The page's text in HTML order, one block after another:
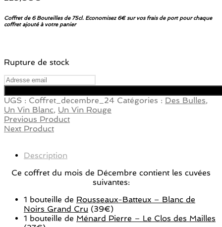
Coffret de 6 Bouteilles de 75cl. Economisez 6€ sur vos frais de port pour chaque
coffret ajouté à votre panier
Rupture de stock
UGS : Coffret_decembre_24 Catégories : Des Bulles,
Un Vin Blanc, Un Vin Rouge
Previous Product
Next Product
Description
Ce coffret du mois de Décembre contient les cuvées
suivantes:
1 bouteille de Rousseaux-Batteux – Blanc de
Noirs Grand Cru (39€)
1 bouteille de Ménard Pierre – Le Clos des Mailles